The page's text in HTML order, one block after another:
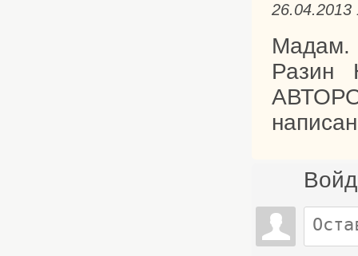
Мадам.